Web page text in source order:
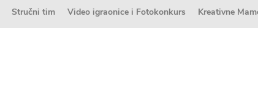
Stručni tim Video igraonice i Fotokonkurs Kreativne